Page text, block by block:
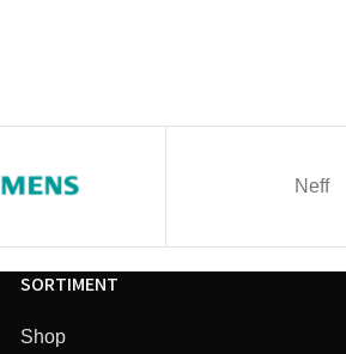
Neff
SORTIMENT
Shop